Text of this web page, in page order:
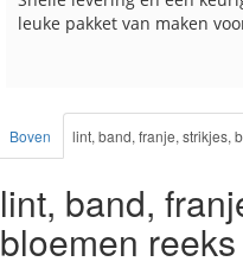
leuke pakket van maken
Boven lint, band, franje, strikjes,
lint, band,
bloemen reeks